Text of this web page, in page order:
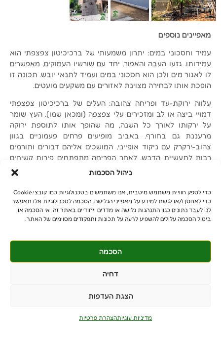
ניהול הסכמות
כדי לספק חוויית משתמש מיטבית, אנו משתמשים בטכנולוגיות כמו קובצי Cookie
כדי לאחסן ו/או לגשת למידע על מאפייני הגלישה. הסכמה לטכנולוגיות אלו תאפשר
לנו לעבד נתונים כגון התנהגות גלישה או מדדים ייחודיים באתר זה. אי הסכמה או
ביטול הסכמה עלולים להשפיע לרעה על תכונות ותפקודים מסוימים של האתר.
הסכמה
דחיה
הצגת העדפות
מדיניות עוגיותהצהרת פרטיות
מאפיינים נוספים
עמיד וחסכוני במים: יתרון משמעותי של ברכיכיטון צפצפתי הוא
עמידותו. גזעו העבה והאפור, יחד עם שורשיו העמוקים, מאפשרים
לו לאגור מים ולכן הוא חסכוני במים ועמיד לתנאי יובש. תכונה זו
הופכת אותו לבחירה מצוינת לאזורים עם משקעים מועטים.
עלווה ירוקת-עד ופריחה צהובה: העלים של ברכיכיטון צפצפתי
דמויי ביצה או לב ומזכירים עלי צפצפה (ומכאן שמו). העץ שומר
על ירקותו לאורך כל השנה, מה שהופך אותו לתוספת ירוקה
מרעננת גם בחורף. באביב מופיעים פרחים פעמוניים בגוון
צהוב-ירקרק עם ניקוד אופייני, המושכים אליהם דבורים ותורמים
רבות לתעשיית הדבש. לאחר הפריחה מתפתחים פירות קשיחים
בצבע חום באורך 5-8 ס"מ. הפרי מכיל זרעים גדולים מוקפים
© כל הזכויות שמורות
קבלנים - 052-639-4106
PushUp | Digital Marketing